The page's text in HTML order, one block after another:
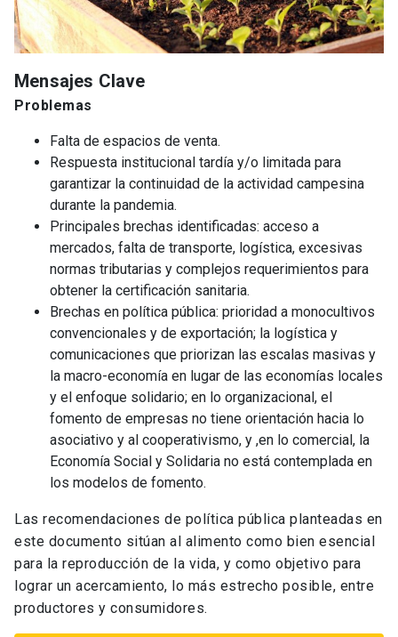
Mensajes Clave
Problemas
Falta de espacios de venta.
Respuesta institucional tardía y/o limitada para
garantizar la continuidad de la actividad campesina
durante la pandemia.
Principales brechas identificadas: acceso a
mercados, falta de transporte, logística, excesivas
normas tributarias y complejos requerimientos para
obtener la certificación sanitaria.
Brechas en política pública: prioridad a monocultivos
convencionales y de exportación; la logística y
comunicaciones que priorizan las escalas masivas y
la macro-economía en lugar de las economías locales
y el enfoque solidario; en lo organizacional, el
fomento de empresas no tiene orientación hacia lo
asociativo y al cooperativismo, y ,en lo comercial, la
Economía Social y Solidaria no está contemplada en
los modelos de fomento.
Las recomendaciones de política pública planteadas en
este documento sitúan al alimento como bien esencial
para la reproducción de la vida, y como objetivo para
lograr un acercamiento, lo más estrecho posible, entre
productores y consumidores.